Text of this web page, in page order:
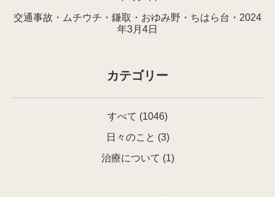
交通事故・ムチウチ・鎌取・おゆみ野・ちはら台・2024
年3月4日
カテゴリー
すべて (1046)
日々のこと (3)
治療について (1)